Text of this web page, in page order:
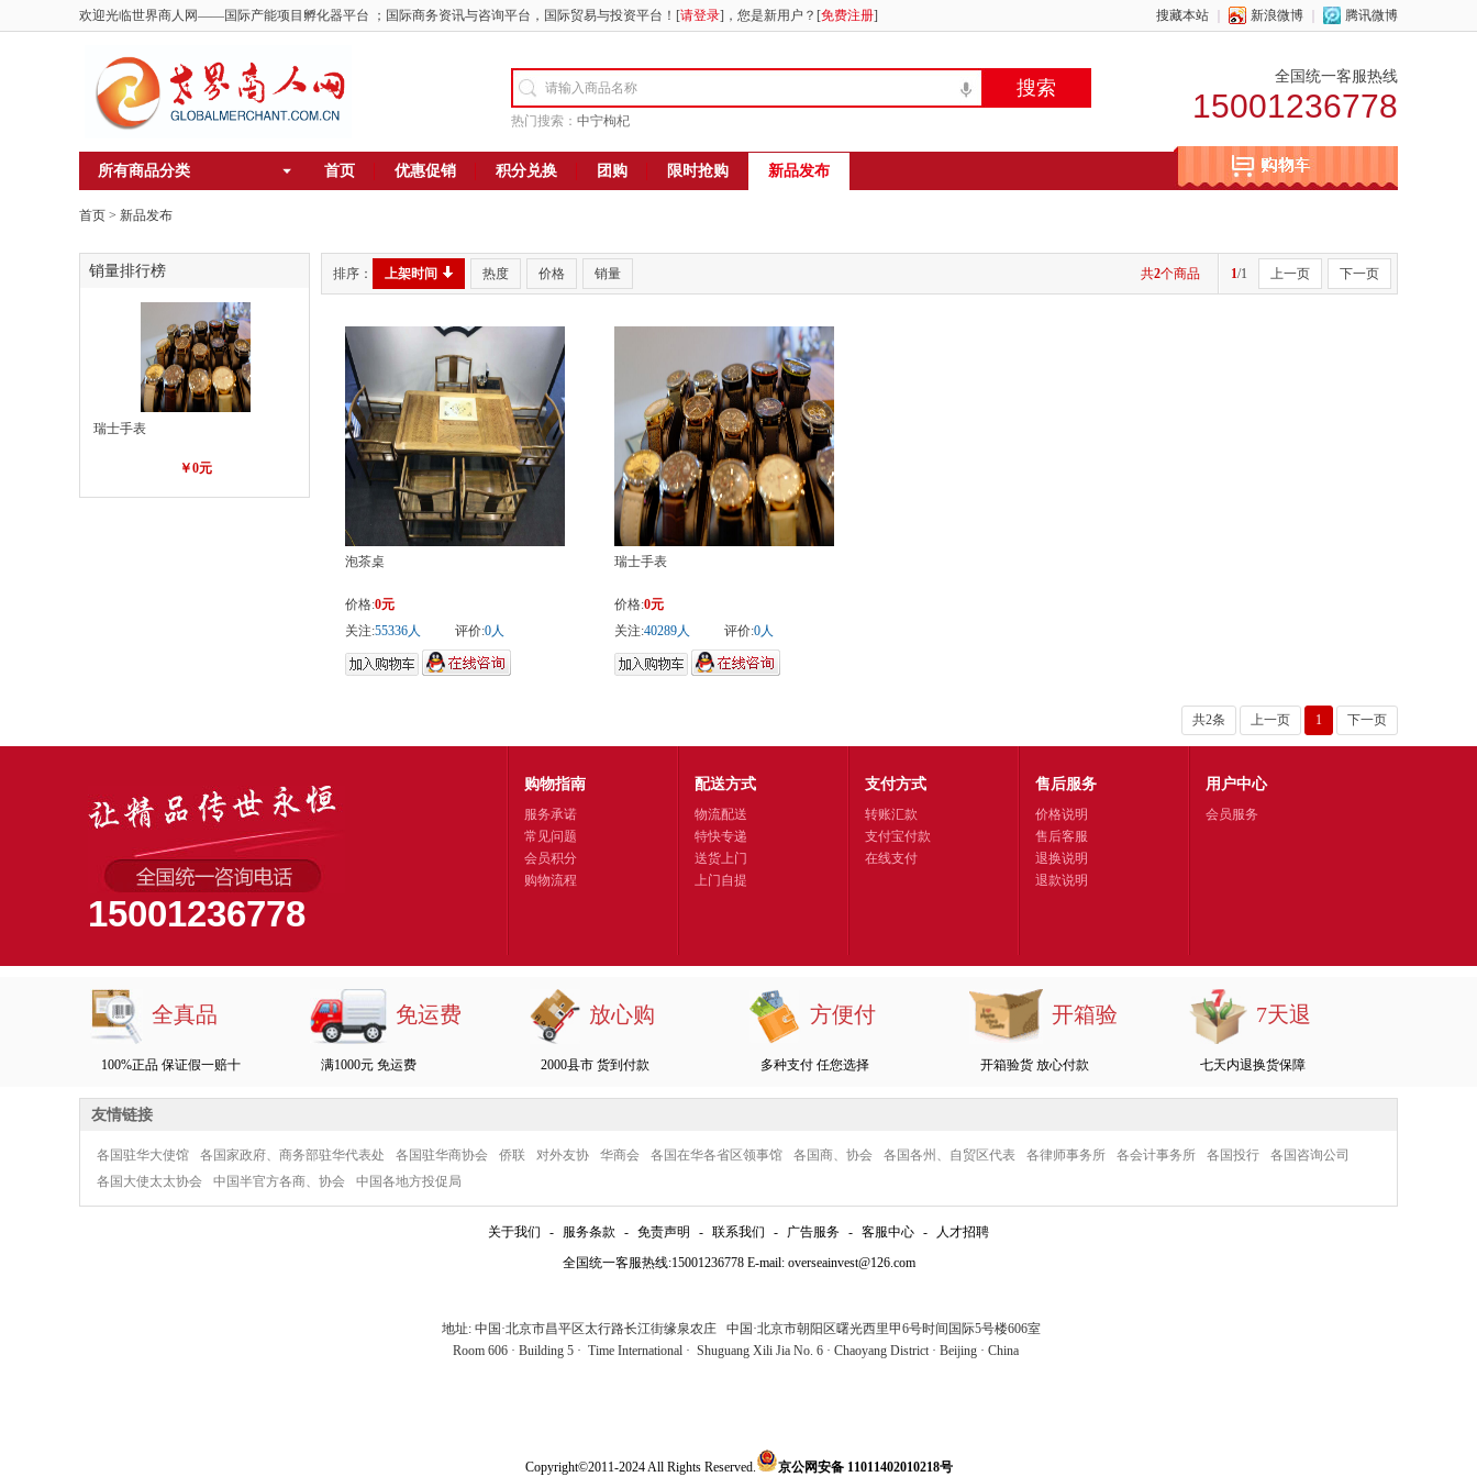
欢迎光临世界商人网——国际产能项目孵化器平台 ；国际商务资讯与咨询平台，国际贸易与投资平台！[请登录]，您是新用户？[免费注册] 搜藏本站 新浪微博 腾讯微博
热门搜索： 中宁枸杞
全国统一客服热线
15001236778
所有商品分类 首页 优惠促销 积分兑换 团购 限时抢购 新品发布
首页 > 新品发布
销量排行榜
瑞士手表
￥0元
排序： 上架时间 热度 价格 销量 1/1 上一页 下一页
共2个商品
泡茶桌
价格:0元
关注:55336人 评价:0人
瑞士手表
价格:0元
关注:40289人 评价:0人
共2条 上一页 1 下一页
15001236778
购物指南
服务承诺
常见问题
会员积分
购物流程
配送方式
物流配送
特快专递
送货上门
上门自提
支付方式
转账汇款
支付宝付款
在线支付
售后服务
价格说明
售后客服
退换说明
退款说明
用户中心
会员服务
全真品
100%正品 保证假一赔十
免运费
满1000元 免运费
放心购
2000县市 货到付款
方便付
多种支付 任您选择
开箱验
开箱验货 放心付款
7天退
七天内退换货保障
友情链接
各国驻华大使馆 各国家政府、商务部驻华代表处 各国驻华商协会 侨联 对外友协 华商会 各国在华各省区领事馆 各国商、协会 各国各州、自贸区代表 各律师事务所 各会计事务所 各国投行
各国咨询公司
各国大使太太协会
中国半官方各商、协会 中国各地方投促局
关于我们 - 服务条款 - 免责声明 - 联系我们 - 广告服务 - 客服中心 -
人才招聘
全国统一客服热线:15001236778 E-mail: overseainvest@126.com
地址: 中国·北京市昌平区太行路长江街缘泉农庄 中国·北京市朝阳区曙光西里甲6号时间国际5号楼606室
Room 606 · Building 5 · Time International · Shuguang Xili Jia No. 6 · Chaoyang District · Beijing · China
Copyright©2011-2024 All Rights Reserved. 京公网安备 11011402010218号